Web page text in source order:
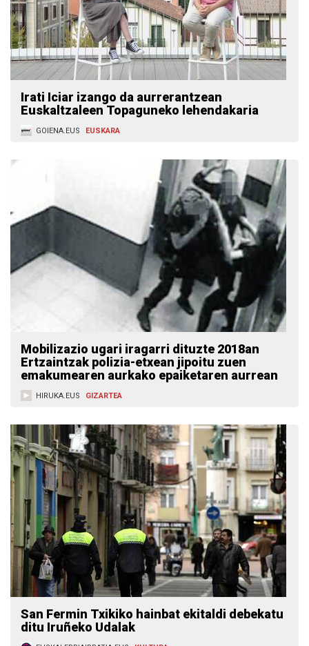
Irati Iciar izango da aurrerantzean
Euskaltzaleen Topaguneko lehendakaria
GOIENA.EUS EUSKARA
Mobilizazio ugari iragarri dituzte 2018an
Ertzaintzak polizia-etxean jipoitu zuen
emakumearen aurkako epaiketaren aurrean
HIRUKA.EUS GIZARTEA
San Fermin Txikiko hainbat ekitaldi debekatu
ditu Iruñeko Udalak